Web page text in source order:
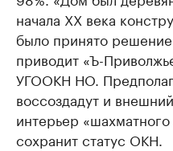
начала ХХ века
было принято
приводит «Ъ-
УГООКН НО.
воссоздадут и
интерьер
сохранит статус ОКН.